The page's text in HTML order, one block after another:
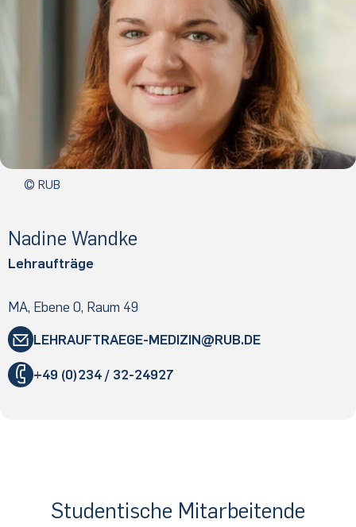
© RUB
Na­di­ne Wand­ke
Lehraufträge
MA, Ebene 0, Raum 49
LEHRAUFTRAEGE-MEDIZIN
RUB.DE
+49 (0)234 / 32-24927
Studentische Mitarbeitende